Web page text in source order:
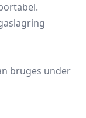
bruges under